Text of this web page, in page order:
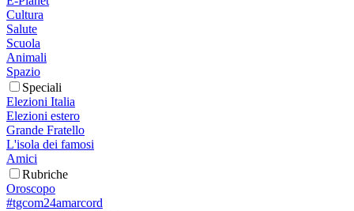
Cultura
Salute
Scuola
Animali
Spazio
Speciali
Elezioni Italia
Elezioni estero
Grande Fratello
L'isola dei famosi
Amici
Rubriche
Oroscopo
#tgcom24amarcord